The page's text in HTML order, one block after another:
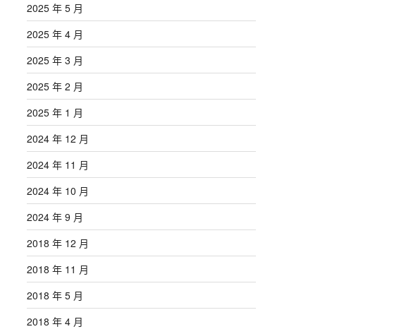
2025 年 5 月
2025 年 4 月
2025 年 3 月
2025 年 2 月
2025 年 1 月
2024 年 12 月
2024 年 11 月
2024 年 10 月
2024 年 9 月
2018 年 12 月
2018 年 11 月
2018 年 5 月
2018 年 4 月